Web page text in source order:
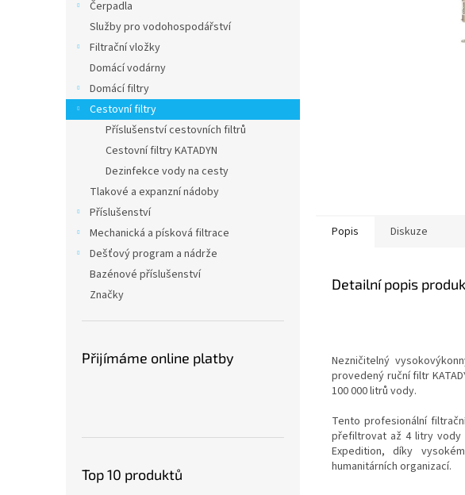
Čerpadla
Služby pro vodohospodářství
Filtrační vložky
Domácí vodárny
Domácí filtry
Cestovní filtry
Příslušenství cestovních filtrů
Cestovní filtry KATADYN
Dezinfekce vody na cesty
Tlakové a expanzní nádoby
Příslušenství
Mechanická a písková filtrace
Dešťový program a nádrže
Bazénové příslušenství
Značky
Přijímáme online platby
Top 10 produktů
Popis Diskuze
Detailní popis
Nezničitelný
provedený ruční filtr
100 000 litrů vody.
Tento profesionální
přefiltrovat až 4 litry vody
Expedition, díky
humanitárních organizací.